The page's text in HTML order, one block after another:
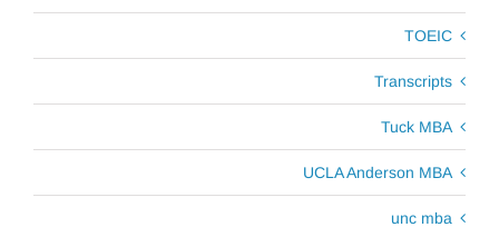
TOEIC
Transcripts
Tuck MBA
UCLA Anderson MBA
unc mba